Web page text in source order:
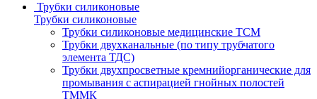
Трубки силиконовые
Трубки силиконовые
Трубки силиконовые медицинские ТСМ
Трубки двухканальные (по типу трубчатого
элемента ТДС)
Трубки двухпросветные кремнийорганические для
промывания с аспирацией гнойных полостей
ТММК